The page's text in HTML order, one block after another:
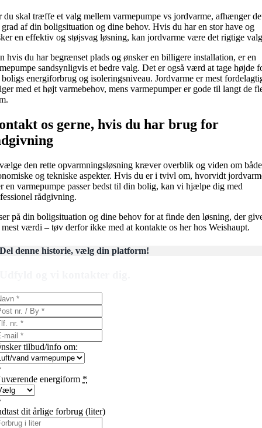
du skal træffe et valg mellem varmepumpe vs jordvarme, afhænger
af din boligsituation og dine behov. Hvis du har en stor have og
en effektiv og støjsvag løsning, kan jordvarme være det rigtige
hvis du har begrænset plads og ønsker en billigere installation, er en
sandsynligvis et bedre valg. Det er også værd at tage højde
energiforbrug og isoleringsniveau. Jordvarme er mest
med et højt varmebehov, mens varmepumper er gode til langt de
os gerne, hvis du har brug for
den rette opvarmningsløsning kræver overblik og viden om både
og tekniske aspekter. Hvis du er i tvivl om, hvorvidt
en varmepumpe passer bedst til din bolig, kan vi hjælpe dig med
rådgivning.
på din boligsituation og dine behov for at finde den løsning, der
værdi – tøv derfor ikke med at kontakte os her hos Weishaupt.
Del denne historie, vælg din platform!
tilbud/info om:
energiform *
dit årlige forbrug (liter)